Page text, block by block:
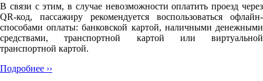
В связи с этим, в случае невозможности оплатить проезд через
QR-код, пассажиру рекомендуется воспользоваться офлайн-
способами оплаты: банковской картой, наличными денежными
средствами, транспортной картой или виртуальной
транспортной картой.
Подробнее ››